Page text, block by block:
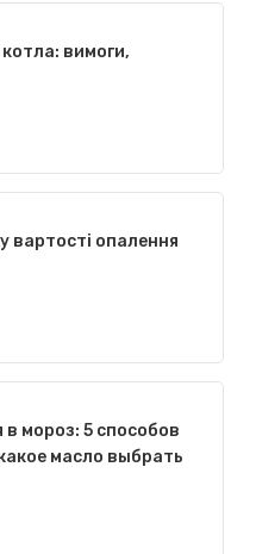
вимоги,
вартості опалення
в мороз: 5 способов
масло выбрать